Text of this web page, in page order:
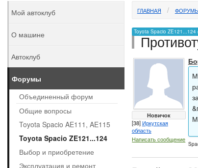
ГЛАВНАЯ
Toyota Spacio ZE121...124
Новичок
[38]Иркутская
область
Написать сообщение
Мой автоклуб
О машине
Автоклуб
Форумы
Объединенный форум
Общие вопросы
Toyota Spacio AE111, AE115
Toyota Spacio ZE121...124
Выбор и приобретение
Эксплуатация и ремонт